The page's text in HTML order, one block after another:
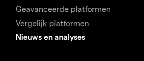
Geavanceerde platformen
Vergelijk platformen
Nieuws en analyses